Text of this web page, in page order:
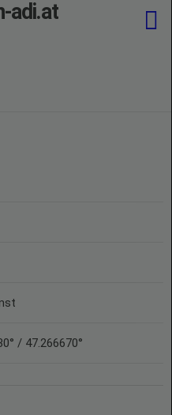
/ 47.266670°